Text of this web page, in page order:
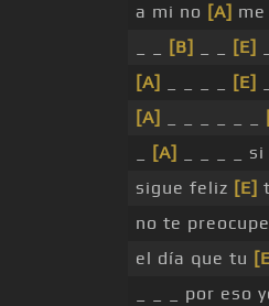
a mi no [A] me
[B] [E]
[A]
[E]
[A]
[A] _ _ _ _
sigue feliz [E]
no te
el día que tu
_ _ _ por eso